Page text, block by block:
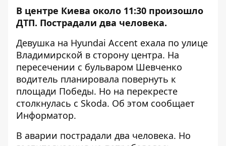
В центре Киева около 11:30 произошло
ДТП. Пострадали два человека.
Девушка на Hyundai Accent ехала по улице
Владимирской в сторону центра. На
пересечении с бульваром Шевченко
водитель планировала повернуть к
площади Победы. Но на перекресте
столкнулась с Skoda. Об этом сообщает
Информатор.
В аварии пострадали два человека. Но